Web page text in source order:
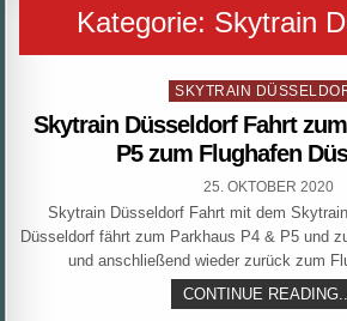
Kategorie: Skytrain
Posted
SKYTRAIN
Skytrain Düsseldorf Fahrt
P5 zum Flughafen
PUBLISHED
25. OKTOBER 2020
Skytrain Düsseldorf Fahrt mit dem
Düsseldorf fährt zum Parkhaus P4 & P5 und
und anschließend wieder zurück zum
CONTINUE